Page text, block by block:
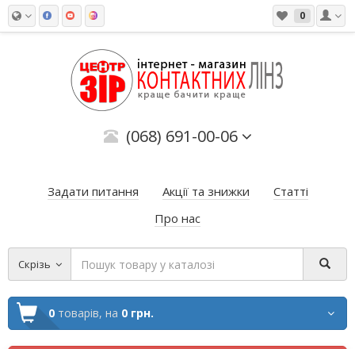
0
(068) 691-00-06
Задати питання Акції та знижки
Статті
Про нас
Скрізь
0 товарів, на 0 грн.